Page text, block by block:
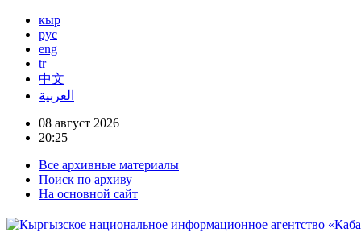
кыр
рус
eng
tr
中文
العربية
08 август 2026
20:25
Все архивные материалы
Поиск по архиву
На основной сайт